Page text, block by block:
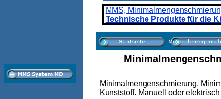
MMS,
Technische Produkte für die
Minimalmengenschmierung,
Kunststoff. Manuell oder